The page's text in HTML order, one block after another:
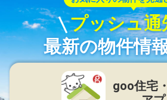
プッシュ通
最新の物件情
goo住宅